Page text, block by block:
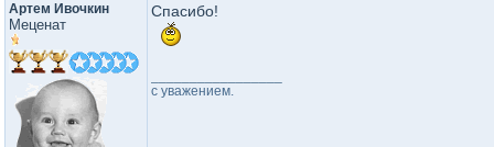
Артем Ивочкин
Меценат
Спасибо!
с уважением.